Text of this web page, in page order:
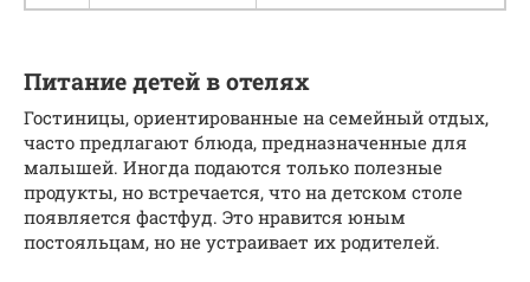
Питание детей в отелях
Гостиницы, ориентированные на семейный отдых,
часто предлагают блюда, предназначенные для
малышей. Иногда подаются только полезные
продукты, но встречается, что на детском столе
появляется фастфуд. Это нравится юным
постояльцам, но не устраивает их родителей.